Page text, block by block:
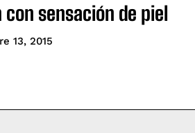
con sensación de piel
13, 2015